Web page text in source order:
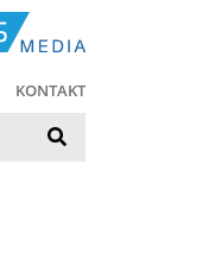
KONTAKT